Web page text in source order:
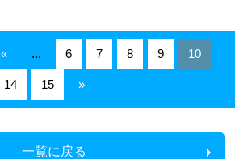
« ... 6 7 8 9 10
14 15 »
一覧に戻る